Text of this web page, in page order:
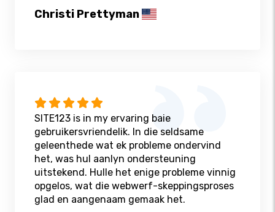
Christi Prettyman
SITE123 is in my ervaring baie
gebruikersvriendelik. In die seldsame
geleenthede wat ek probleme ondervind
het, was hul aanlyn ondersteuning
uitstekend. Hulle het enige probleme vinnig
opgelos, wat die webwerf-skeppingsproses
glad en aangenaam gemaak het.